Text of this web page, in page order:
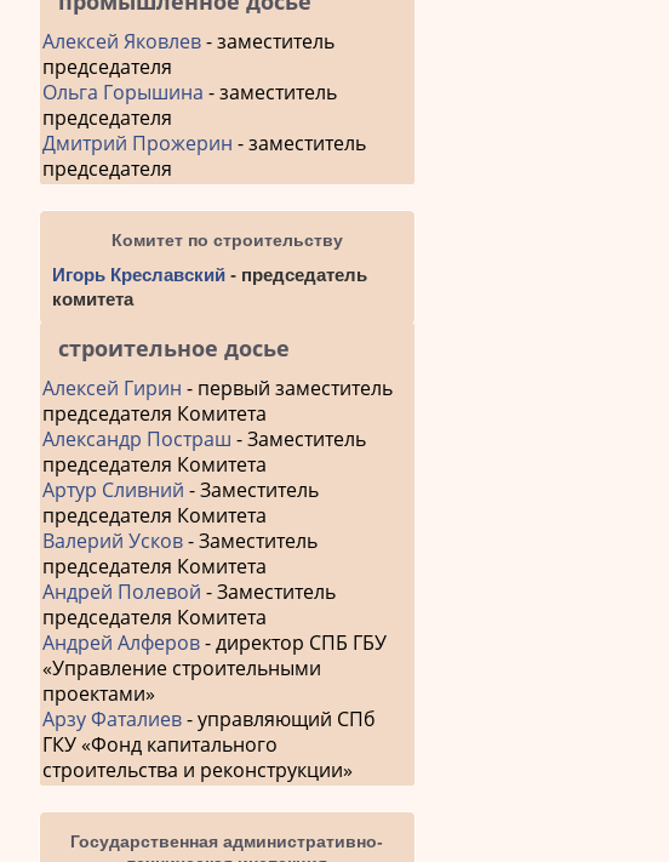
Алексей Яковлев- заместитель
председателя
Ольга Горышина - заместитель
председателя
Дмитрий Прожерин - заместитель
председателя
Комитет по строительству
Игорь Креславский - председатель
комитета
строительное досье
Алексей Гирин - первый заместитель
председателя Комитета
Александр Постраш - Заместитель
председателя Комитета
Артур Сливний - Заместитель
председателя Комитета
Валерий Усков- Заместитель
председателя Комитета
Андрей Полевой - Заместитель
председателя Комитета
Андрей Алферов- директор СПБ ГБУ
«Управление строительными
проектами»
Арзу Фаталиев- управляющий СПб
ГКУ «Фонд капитального
строительства и реконструкции»
Государственная административно-